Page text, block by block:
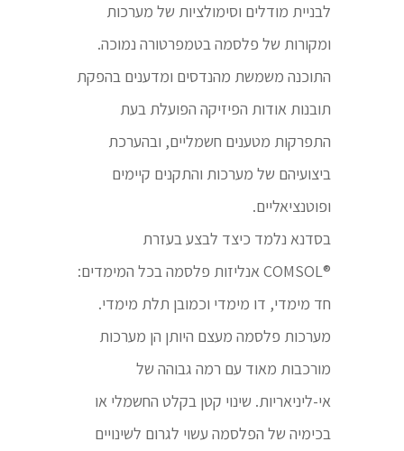
לבניית מודלים וסימולציות של מערכות
ומקורות של פלסמה בטמפרטורה נמוכה.
התוכנה משמשת מהנדסים ומדענים בהפקת
תובנות אודות הפיזיקה הפועלת בעת
התפרקות מטענים חשמליים, ובהערכת
ביצועיהם של מערכות והתקנים קיימים
ופוטנציאליים.
בסדנא נלמד כיצד לבצע בעזרת
®COMSOL אנליזות פלסמה בכל המימדים:
חד מימדי, דו מימדי וכמובן תלת מימדי.
מערכות פלסמה מעצם היותן הן מערכות
מורכבות מאוד עם רמה גבוהה של
אי-ליניאריות. שינוי קטן בקלט החשמלי או
בכימיה של הפלסמה עשוי לגרום לשינויים